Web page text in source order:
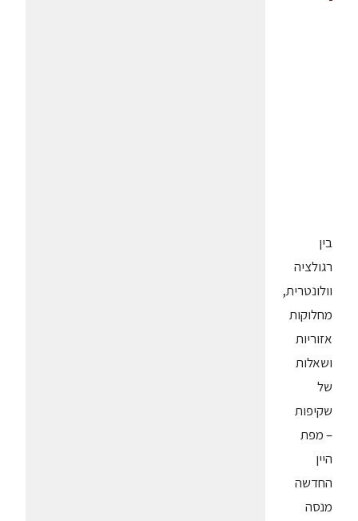
בין
רגולציה
וולונטרית,
מחלוקות
אזוריות
ושאלות
של
שקיפות
– מפת
היין
החדשה
מנסה